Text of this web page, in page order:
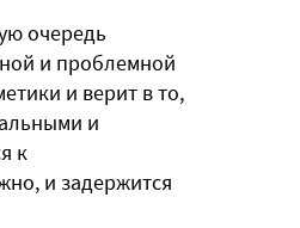
очередь
и проблемной
и верит в то,
и
к
и задержится